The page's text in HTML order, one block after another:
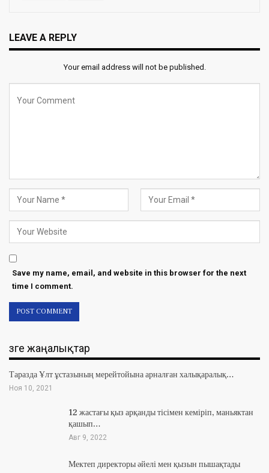
LEAVE A REPLY
Your email address will not be published.
Save my name, email, and website in this browser for the next
time I comment.
Өзге жаңалықтар
Таразда Ұлт ұстазының мерейтойына арналған халықаралық…
Ноя 10, 2021
12 жастағы қыз арқанды тісімен кеміріп, маньяктан
қашып…
Авг 9, 2022
Мектеп директоры әйелі мен қызын пышақтады